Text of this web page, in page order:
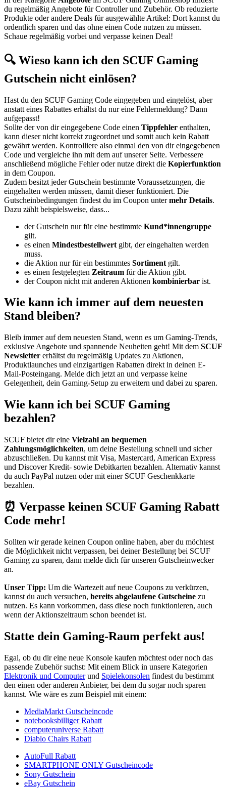
du regelmäßig Angebote für Controller und Zubehör. Ob reduzierte
Produkte oder andere Deals für ausgewählte Artikel: Dort kannst du
ordentlich sparen und das ohne einen Code nutzen zu müssen.
Schaue regelmäßig vorbei und verpasse keinen Deal!
🔍 Wieso kann ich den SCUF Gaming
Gutschein nicht einlösen?
Hast du den SCUF Gaming Code eingegeben und eingelöst, aber
anstatt eines Rabattes erhältst du nur eine Fehlermeldung? Dann
aufgepasst!
Sollte der von dir eingegebene Code einen Tippfehler enthalten,
kann dieser nicht korrekt zugeordnet und somit auch kein Rabatt
gewährt werden. Kontrolliere also einmal den von dir eingegebenen
Code und vergleiche ihn mit dem auf unserer Seite. Verbessere
anschließend mögliche Fehler oder nutze direkt die Kopierfunktion
in dem Coupon.
Zudem besitzt jeder Gutschein bestimmte Voraussetzungen, die
eingehalten werden müssen, damit dieser funktioniert. Die
Gutscheinbedingungen findest du im Coupon untermehr Details.
Dazu zählt beispielsweise, dass...
der Gutschein nur für eine bestimmte Kund*innengruppe
gilt.
es einen Mindestbestellwert gibt, der eingehalten werden
muss.
die Aktion nur für ein bestimmtes Sortiment gilt.
es einen festgelegten Zeitraum für die Aktion gibt.
der Coupon nicht mit anderen Aktionen kombinierbar ist.
Wie kann ich immer auf dem neuesten
Stand bleiben?
Bleib immer auf dem neuesten Stand, wenn es um Gaming-Trends,
exklusive Angebote und spannende Neuheiten geht! Mit dem SCUF
Newsletter erhältst du regelmäßig Updates zu Aktionen,
Produktlaunches und einzigartigen Rabatten direkt in deinen E-
Mail-Posteingang. Melde dich jetzt an und verpasse keine
Gelegenheit, dein Gaming-Setup zu erweitern und dabei zu sparen.
Wie kann ich bei SCUF Gaming
bezahlen?
SCUF bietet dir eine Vielzahl an bequemen
Zahlungsmöglichkeiten, um deine Bestellung schnell und sicher
abzuschließen. Du kannst mit Visa, Mastercard, American Express
und Discover Kredit- sowie Debitkarten bezahlen. Alternativ kannst
du auch PayPal nutzen oder mit einer SCUF Geschenkkarte
bezahlen.
⏰ Verpasse keinen SCUF Gaming Rabatt
Code mehr!
Sollten wir gerade keinen Coupon online haben, aber du möchtest
die Möglichkeit nicht verpassen, bei deiner Bestellung bei SCUF
Gaming zu sparen, dann melde dich für unseren Gutscheinwecker
an.
Unser Tipp: Um die Wartezeit auf neue Coupons zu verkürzen,
kannst du auch versuchen, bereits abgelaufene Gutscheine zu
nutzen. Es kann vorkommen, dass diese noch funktionieren, auch
wenn der Aktionszeitraum schon beendet ist.
Statte dein Gaming-Raum perfekt aus!
Egal, ob du dir eine neue Konsole kaufen möchtest oder noch das
passende Zubehör suchst: Mit einem Blick in unsere Kategorien
Elektronik und Computerund Spielekonsolen findest du bestimmt
den einen oder anderen Anbieter, bei dem du sogar noch sparen
kannst. Wie wäre es zum Beispiel mit einem:
MediaMarkt Gutscheincode
notebooksbilliger Rabatt
computeruniverse Rabatt
Diablo Chairs Rabatt
AutoFull Rabatt
SMARTPHONE ONLY Gutscheincode
Sony Gutschein
eBay Gutschein